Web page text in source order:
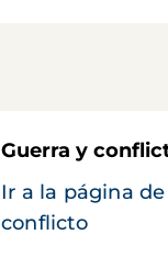
Guerra y
Ir a la página
conflicto